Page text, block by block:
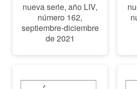
nueva serie, año LIV,
número 162,
septiembre-diciembre
de 2021